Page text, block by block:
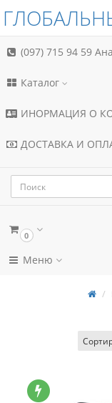
(097) 715 94 59
Каталог
ИНОРМАЦИЯ О
ДОСТАВКА И
0
Меню